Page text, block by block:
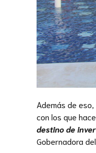
Además de
con los que
destino de
Gobernadora